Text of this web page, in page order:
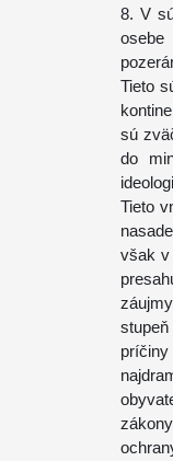
8. V
osebe
Tieto
sú
do
Tieto
však v